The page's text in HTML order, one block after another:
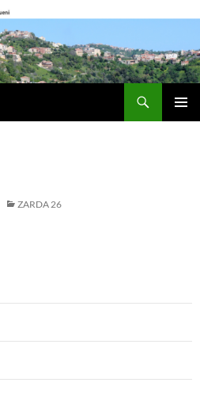
ZARDA 26